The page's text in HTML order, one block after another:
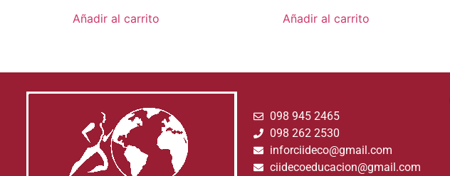
Añadir al carrito Añadir al carrito
098 945 2465
098 262 2530
inforciideco@gmail.com
ciidecoeducacion@gmail.com